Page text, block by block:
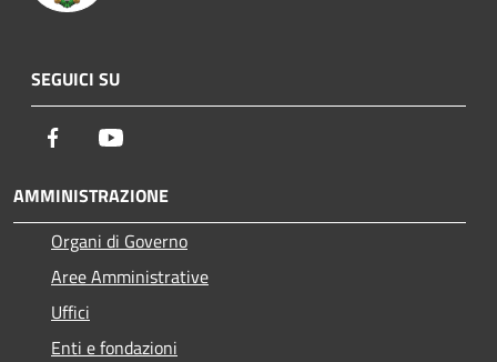
SEGUICI SU
Facebook
AMMINISTRAZIONE
Organi di Governo
Aree Amministrative
Uffici
Enti e fondazioni